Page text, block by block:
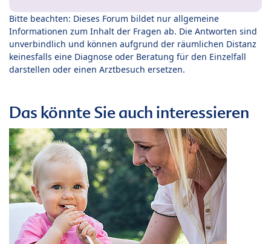
Bitte beachten: Dieses Forum bildet nur allgemeine
Informationen zum Inhalt der Fragen ab. Die Antworten sind
unverbindlich und können aufgrund der räumlichen Distanz
keinesfalls eine Diagnose oder Beratung für den Einzelfall
darstellen oder einen Arztbesuch ersetzen.
Das könnte Sie auch interessieren